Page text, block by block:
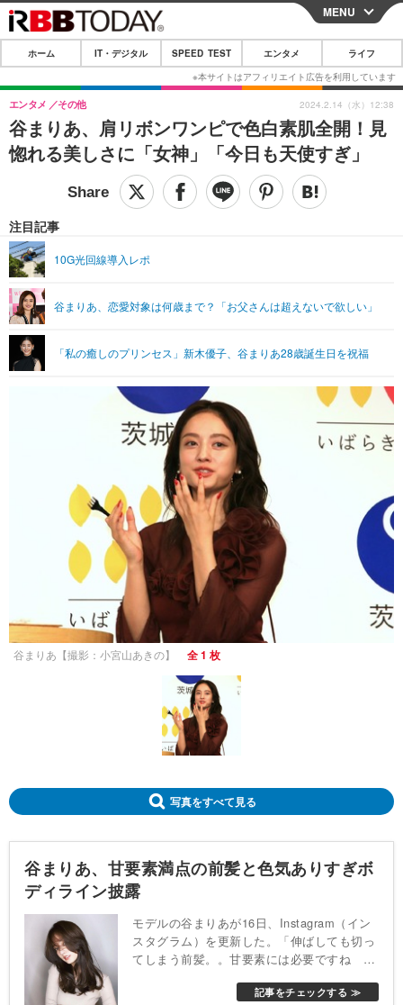
CLOSE
ホーム
IT・デジタル
IT・デジタルTOP スマートフォン
ガジェット・ツール
ショッピング その他
SPEED TEST
エンタメTOP 映画・ドラマ
グラビア ブログ
ショッピング その他
ライフTOP
リリース一覧
プッシュ通知の停止方法
MENU
ホーム IT・デジタル SPEED TEST エンタメ ライフ
谷まりあ、肩リボンワンピで色白素肌全開！見
惚れる美しさに「女神」「今日も天使すぎ」
エンタメ その他
注目記事
10G光回線導入レポ
谷まりあ、恋愛対象は何歳まで？「お父さんは超えないで欲しい」
「私の癒しのプリンセス」新木優子、谷まりあ28歳誕生日を祝福
2024.2.14（水）12:38
谷まりあ【撮影：小宮山あきの】 全 1 枚
写真をすべて見る
谷まりあ、甘要素満点の前髪と色気ありすぎボ
ディライン披露
モデルの谷まりあが16日、Instagram（イン
スタグラム）を更新した。「伸ばしても切っ
てしまう前髪。。甘要素には必要ですね
たセクシーな雰囲気が漂うカットを公開。
記事をチェックする ≫